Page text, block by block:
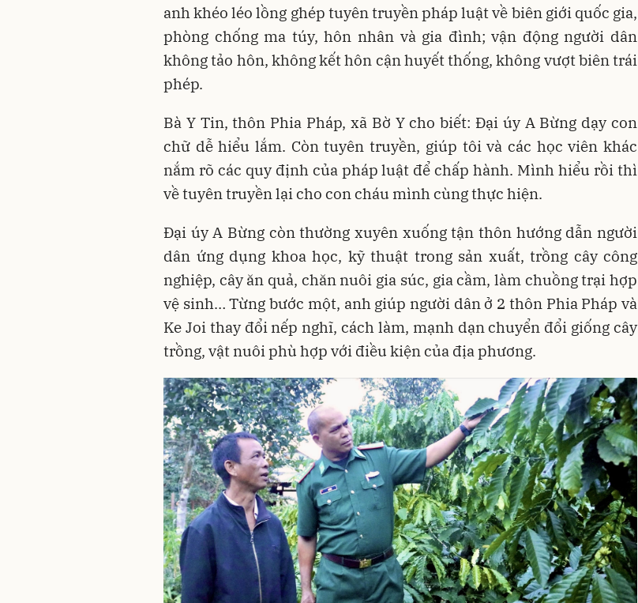
anh khéo léo lồng ghép tuyên truyền pháp luật về biên giới quốc gia,
phòng chống ma túy, hôn nhân và gia đình; vận động người dân
không tảo hôn, không kết hôn cận huyết thống, không vượt biên trái
phép.
Bà Y Tin, thôn Phia Pháp, xã Bờ Y cho biết: Đại úy A Bừng dạy con
chữ dễ hiểu lắm. Còn tuyên truyền, giúp tôi và các học viên khác
nắm rõ các quy định của pháp luật để chấp hành. Mình hiểu rồi thì
về tuyên truyền lại cho con cháu mình cùng thực hiện.
Đại úy A Bừng còn thường xuyên xuống tận thôn hướng dẫn người
dân ứng dụng khoa học, kỹ thuật trong sản xuất, trồng cây công
nghiệp, cây ăn quả, chăn nuôi gia súc, gia cầm, làm chuồng trại hợp
vệ sinh… Từng bước một, anh giúp người dân ở 2 thôn Phia Pháp và
Ke Joi thay đổi nếp nghĩ, cách làm, mạnh dạn chuyển đổi giống cây
trồng, vật nuôi phù hợp với điều kiện của địa phương.